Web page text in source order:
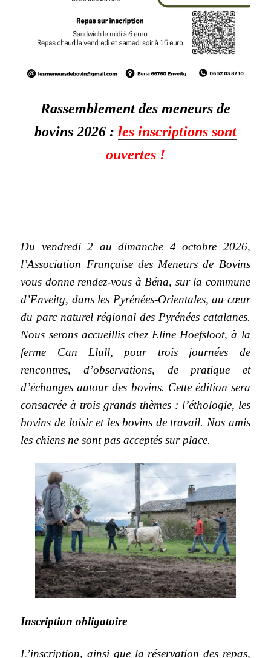
Rassemblement des meneurs de
bovins 2026 : les inscriptions sont
ouvertes !
Du vendredi 2 au dimanche 4 octobre 2026,
l’Association Française des Meneurs de Bovins
vous donne rendez-vous à Béna, sur la commune
d’Enveitg, dans les Pyrénées-Orientales, au cœur
du parc naturel régional des Pyrénées catalanes.
Nous serons accueillis chez Eline Hoefsloot, à la
ferme Can Llull, pour trois journées de
rencontres, d’observations, de pratique et
d’échanges autour des bovins. Cette édition sera
consacrée à trois grands thèmes : l’éthologie, les
bovins de loisir et les bovins de travail. Nos amis
les chiens ne sont pas acceptés sur place.
Inscription obligatoire
L’inscription, ainsi que la réservation des repas,